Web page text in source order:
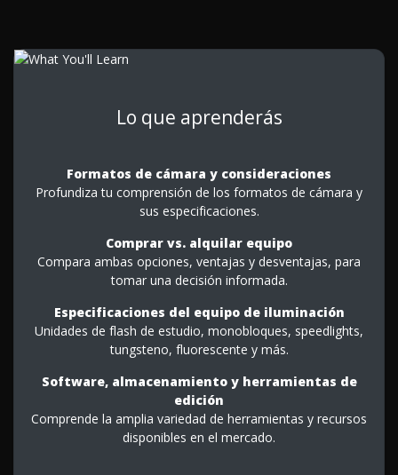
Lo que aprenderás
Formatos de cámara y consideraciones
Profundiza tu comprensión de los formatos de cámara y
sus especificaciones.
Comprar vs. alquilar equipo
Compara ambas opciones, ventajas y desventajas, para
tomar una decisión informada.
Especificaciones del equipo de iluminación
Unidades de flash de estudio, monobloques, speedlights,
tungsteno, fluorescente y más.
Software, almacenamiento y herramientas de
edición
Comprende la amplia variedad de herramientas y recursos
disponibles en el mercado.